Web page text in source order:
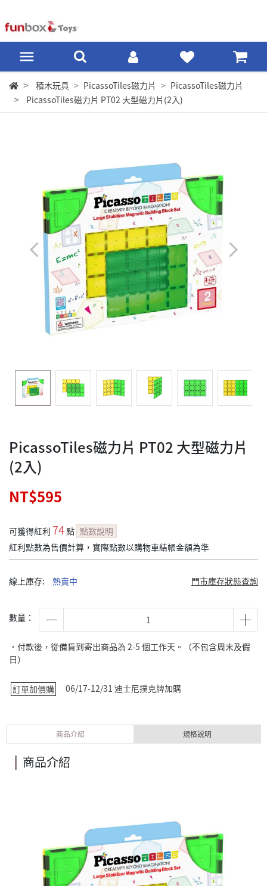
積木玩具 PicassoTiles磁力片
PicassoTiles磁力片
PicassoTiles磁力片 PT02 大型磁力片(2入)
PicassoTiles磁力片 PT02 大型磁力片
(2入)
NT$595
可獲得紅利 74點 點數說明
紅利點數為售價計算，實際點數以購物車結帳金額為準
線上庫存: 熱賣中 門市庫存狀態查詢
數量：
˙付款後，從備貨到寄出商品為 2-5 個工作天。（不包含周末及假
日）
訂單加價購 06/17-12/31 迪士尼撲克牌加購
商品介紹 規格說明
商品介紹